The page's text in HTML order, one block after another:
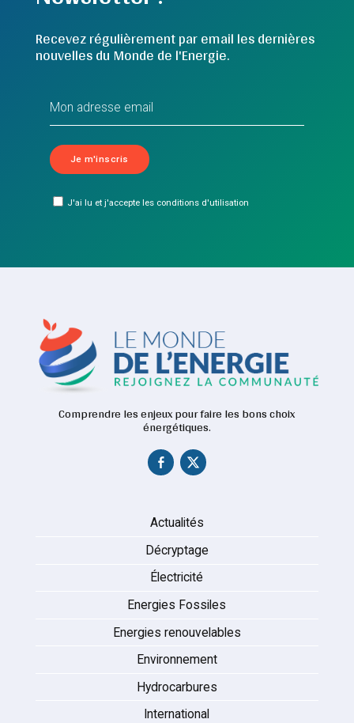
Recevez régulièrement par email les dernières
nouvelles du Monde de l'Energie.
J'ai lu et j'accepte les conditions d'utilisation
Comprendre les enjeux pour faire les bons choix
énergétiques.
Actualités
Décryptage
Électricité
Energies Fossiles
Energies renouvelables
Environnement
Hydrocarbures
International